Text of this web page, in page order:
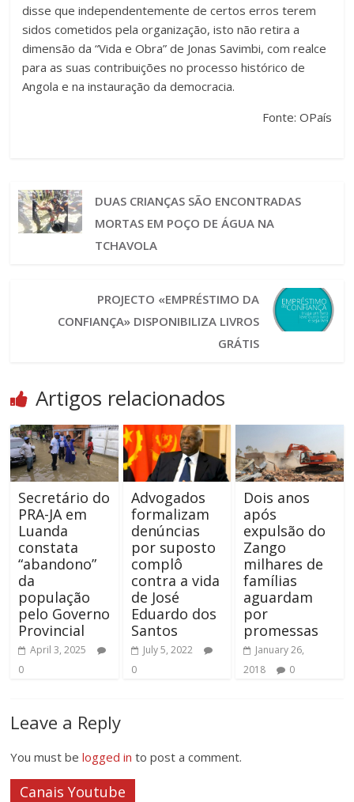
disse que independentemente de certos erros terem
sidos cometidos pela organização, isto não retira a
dimensão da “Vida e Obra” de Jonas Savimbi, com realce
para as suas contribuições no processo histórico de
Angola e na instauração da democracia.
Fonte: OPaís
DUAS CRIANÇAS SÃO ENCONTRADAS
MORTAS EM POÇO DE ÁGUA NA
TCHAVOLA
PROJECTO «EMPRÉSTIMO DA
CONFIANÇA» DISPONIBILIZA LIVROS
GRÁTIS
Artigos relacionados
Secretário do
PRA-JA em
Luanda
constata
“abandono”
da
população
pelo Governo
Provincial
April 3, 2025
0
Advogados
formalizam
denúncias
por suposto
complô
contra a vida
de José
Eduardo dos
Santos
July 5, 2022
0
Dois anos
após
expulsão do
Zango
milhares de
famílias
aguardam
por
promessas
January 26,
2018
0
Leave a Reply
You must belogged in to post a comment.
Canais Youtube